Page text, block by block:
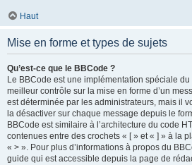
Haut
Mise en forme et types de sujets
Qu’est-ce que le BBCode ?
Le BBCode est une implémentation spéciale
meilleur contrôle sur la mise en forme d’un
est déterminée par les administrateurs, mais il
la désactiver sur chaque message depuis le
BBCode est similaire à l’architecture du code
contenues entre des crochets « [ » et « ] » à la
« > ». Pour plus d’informations à propos du
guide qui est accessible depuis la page de